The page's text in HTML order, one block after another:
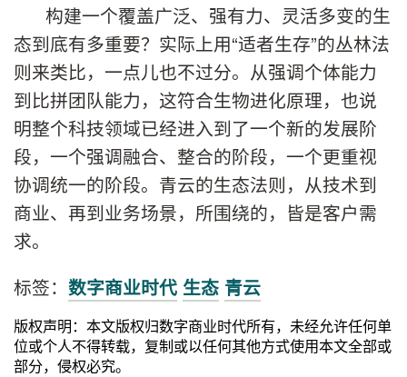
构建一个覆盖广泛、强有力、灵活多变的生
态到底有多重要？实际上用“适者生存”的丛林法
则来类比，一点儿也不过分。从强调个体能力
到比拼团队能力，这符合生物进化原理，也说
明整个科技领域已经进入到了一个新的发展阶
段，一个强调融合、整合的阶段，一个更重视
协调统一的阶段。青云的生态法则，从技术到
商业、再到业务场景，所围绕的，皆是客户需
求。
标签： 数字商业时代 生态 青云
版权声明：本文版权归数字商业时代所有，未经允许任何单
位或个人不得转载，复制或以任何其他方式使用本文全部或
部分，侵权必究。